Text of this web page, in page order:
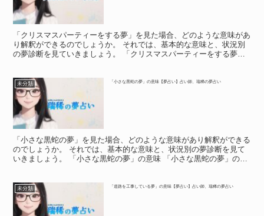
「クリスマスパーティーをする夢」を見た場合、どのような意味があ
り解釈ができるのでしょうか。 それでは、基本的な意味と、状況別
の夢診断を見ていきましょう。 「クリスマスパーティーをする夢」
未分類 「小さな黒蛇の夢」の意味【夢占い】占い師、瑞稀の夢占い
「小さな黒蛇の夢」を見た場合、どのような意味があり解釈ができる
のでしょうか。 それでは、基本的な意味と、状況別の夢診断を見て
いきましょう。 「小さな黒蛇の夢」の意味 「小さな黒蛇の夢」の意
未分類 「道路を工事している夢」の意味【夢占い】占い師、瑞稀の夢占い